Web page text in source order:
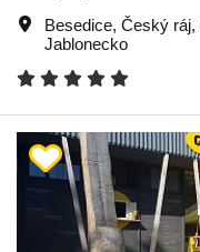
Besedice, Český ráj,
Jablonecko